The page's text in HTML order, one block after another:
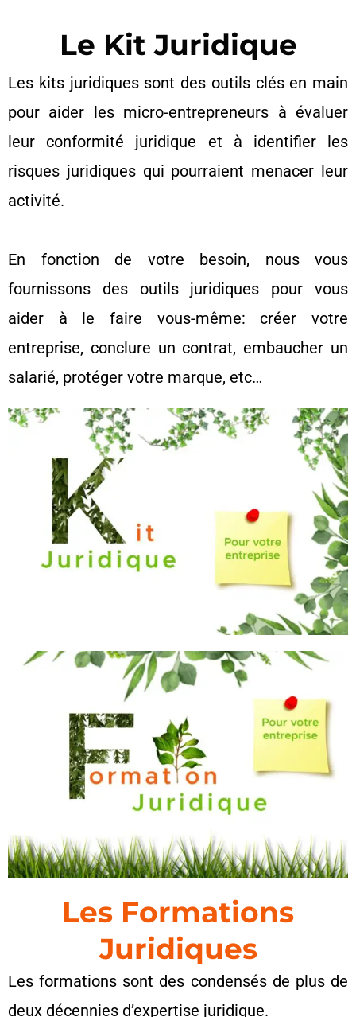
Le Kit Juridique
Les kits juridiques sont des outils clés en main
pour aider les micro-entrepreneurs à évaluer
leur conformité juridique et à identifier les
risques juridiques qui pourraient menacer leur
activité.
En fonction de votre besoin, nous vous
fournissons des outils juridiques pour vous
aider à le faire vous-même: créer votre
entreprise, conclure un contrat, embaucher un
salarié, protéger votre marque, etc…
Les Formations
Juridiques
Les formations sont des condensés de plus de
deux décennies d’expertise juridique.